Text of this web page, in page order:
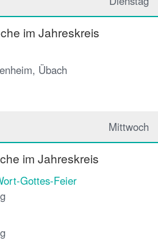
im Jahreskreis
Übach
Mittwoch
im Jahreskreis
Gottes-Feier